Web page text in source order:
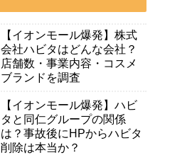
【イオンモール爆発】株式
会社ハビタはどんな会社？
店舗数・事業内容・コスメ
ブランドを調査
【イオンモール爆発】ハビ
タと同仁グループの関係
は？事故後にHPからハビタ
削除は本当か？